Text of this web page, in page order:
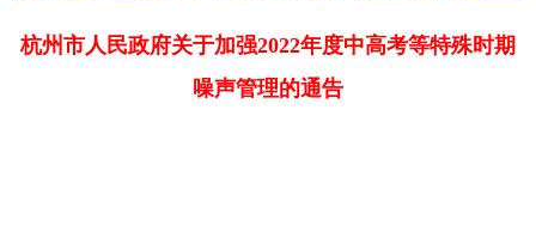
杭州市人民政府关于加强2022年度中高考等特殊时期
噪声管理的通告